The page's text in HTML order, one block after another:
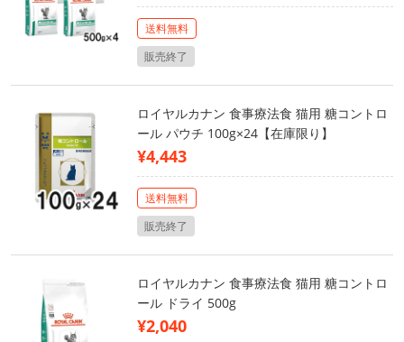
送料無料
販売終了
ロイヤルカナン 食事療法食 猫用 糖コントロ
ール パウチ 100g×24【在庫限り】
¥4,443
送料無料
販売終了
ロイヤルカナン 食事療法食 猫用 糖コントロ
ール ドライ 500g
¥2,040